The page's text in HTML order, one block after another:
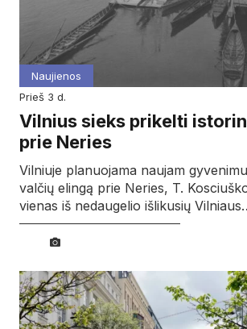
Naujienos
prieš 3 d.
Vilnius sieks prikelti
prie Neries
Vilniuje planuojama naujam
valčių elingą prie Neries, T.
vienas iš nedaugelio išlikusių